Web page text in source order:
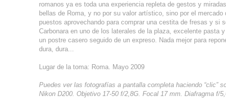
romanos ya es toda una experiencia repleta de gestos y
bellas de Roma, y no por su valor artístico, sino por el
puestos aprovechando para comprar una cestita de fresas y si
Carbonara en uno de los laterales de la plaza, excelente pasta
un postre casero seguido de un expreso. Nada mejor para
dura, dura...
Lugar de la toma: Roma. Mayo 2009
Puedes ver las fotografías a pantalla completa haciendo “clic”
Nikon D200. Objetivo 17-50 f/2,8G. Focal 17 mm. Diafragma f/